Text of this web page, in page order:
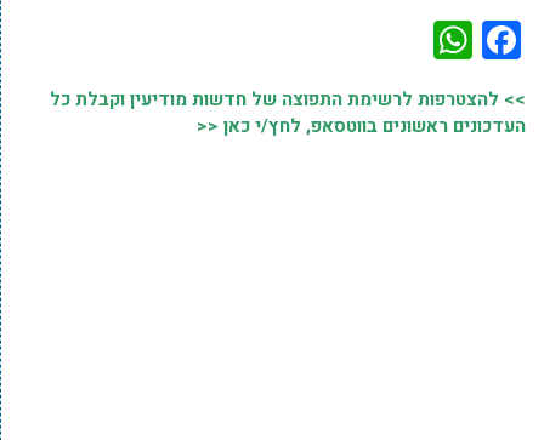
Facebook
>> להצטרפות לרשימת התפוצה של חדשות מודיעין וקבלת כל
העדכונים ראשונים בווטסאפ, לחץ/י כאן <<